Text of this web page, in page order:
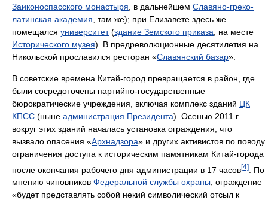
Заиконоспасского монастыря , в дальнейшем Славяно-греко-
латинская академия , там же); при Елизавете здесь же
помещался университет(здание Земского приказа , на месте
Исторического музея). В предреволюционные десятилетия на
Никольской прославился ресторан «Славянский базар».
В советские времена Китай-город превращается в район, где
были сосредоточены партийно-государственные
бюрократические учреждения, включая комплекс зданий ЦК
КПСС (ныне администрация Президента). Осенью 2011 г.
вокруг этих зданий началась установка ограждения, что
вызвало опасения «Архнадзора» и других активистов по поводу
ограничения доступа к историческим памятникам Китай-города
после окончания рабочего дня администрации в 17 часов[4]
. По
мнению чиновников Федеральной службы охраны, ограждение
«будет представлять собой некий символический отсыл к